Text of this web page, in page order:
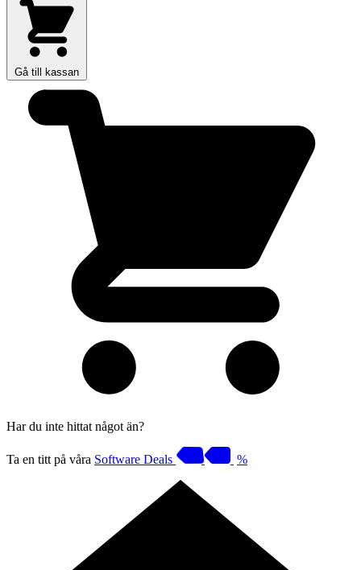
Gå till kassan
Har du inte hittat något än?
Ta en titt på våra Software Deals %